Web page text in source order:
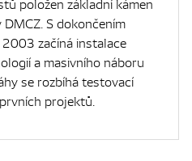
S dokončením
začíná instalace
a masivního náboru
se rozbíhá testovací
projektů.